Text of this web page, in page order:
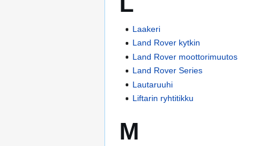
Laakeri
Land Rover kytkin
Land Rover moottorimuutos
Land Rover Series
Lautaruuhi
Liftarin ryhtitikku
M